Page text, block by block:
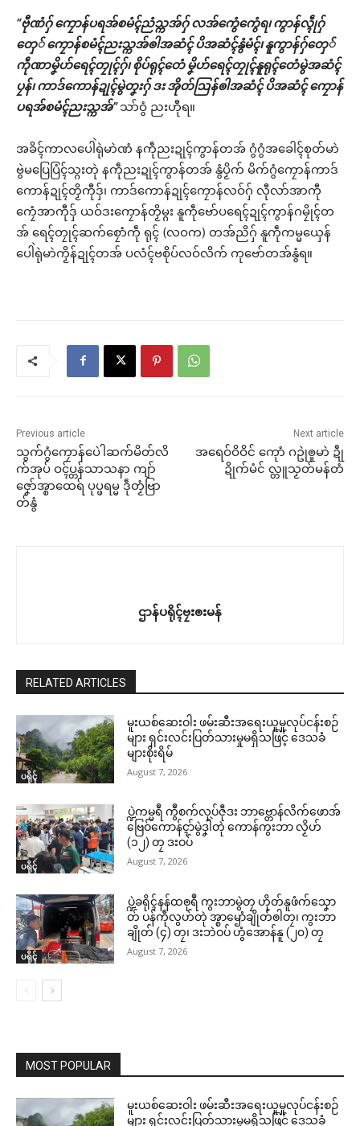
“ဗီုဏံဂှ် ကၠောန်ပရအ်စမံၚ်ညံသ္ကအ်ဂှ် လအ်ကွေံကွေံရ၊ ကွာန်လ္ၚဵုဂှ်
တှေ် ကၠောန်စမံၚ်ညးသ္ကအ်ၜါအဆံၚ် ပိအဆံၚ်နွံမံၚ်၊ နူကွာန်ဂှ်တှေ်
ကဵုဏာမၞိဟ်ရေၚ်တၠုၚ်ဂှ်၊ စိုပ်ရုၚ်တေံ မၞိဟ်ရေၚ်တၠုၚ်နူရုၚ်တေံမွဲအဆံၚ်
ပၠန်၊ ကာဒ်ကောန်ဍုၚ်မွဲတၞးဂှ် ဒး အိုတ်ဩန်ၜါအဆံၚ် ပိအဆံၚ် ကၠောန်
ပရအ်စမံၚ်ညးသ္ကအ်”သာ်ဝွံ ညးဟီုရ။
အခိၚ်ကာလပေါဲရုဲမာဲဏံ နကဵုညးဍုၚ်ကွာန်တအ် ဂွံဂွံအခေါၚ်စုတ်မာဲ
ဗွဲမပြေပြံၚ်သ္ဂးတုဲ နကဵုညးဍုၚ်ကွာန်တအ် နွံပၟိက် မိက်ဂွံကၠောန်ကာဒ်
ကောန်ဍုၚ်တၟိကီုဒှ်၊ ကာဒ်ကောန်ဍုၚ်ကၠောန်လဝ်ဂှ် လီုလာ်အာကီု
ကၠေံအာကီုဒှ် ယဝ်ဒးကၠောန်တၟိမ္ဂး နူကဵုဗော်ပရေၚ်ဍုၚ်ကွာန်ဂမၠိုၚ်တ
အ် ရေၚ်တၠုၚ်ဆက်စၠောံကဵု ရုၚ် (လဝက) တအ်ညိဂှ် နူကဵုကမ္မယှေန်
ပေါဲရုဲမာဲကၟိန်ဍုၚ်တအ် ပလံၚ်ဗစိုပ်လဝ်လိက် ကုဗော်တအ်နွံရ။
Previous article
သွက်ဂွံကၠောန်ပေဲါဆက်မိတ်လိ
က်အုပ် ဝၚ်ပ္တန်သာသနာ ကျာ်
ဇၞော်အ္စာထေရ် ပုပ္ဖရမ္မ ဒဵုတၟံဗြာ
တ်နွံ
Next article
အရေဝ်ဝိဝိင် ကေုာံ ဂဥုဲၜူမာဲ ဍဵု
ဍိုက်မံင် လ္တူသၟတ်မန်တံ
ဌာန်ပရိုၚ်ဗၠးၜးမန်
RELATED ARTICLES
ပရိုၚ်
မူးယစ်ဆေးဝါး ဖမ်းဆီးအရေးယူမှုလုပ်ငန်းစဉ်
များ ရှင်းလင်းပြတ်သားမှုမရှိသဖြင့် ဒေသခံ
များစိုးရိမ်
August 7, 2026
ပရိုၚ်
ပ္ဍဲကမ္မရဳ ကွဳစက်လုပ်ဇီုဒး ဘာဗ္တောန်လိက်ဖောအ်
ဗြေဝ်ကောန်ၚာ်မွဲဒၞါဲတုဲ ကောန်ကွးဘာ လၟိဟ်
(၁၂) တၠ ဒးဝပ်
August 7, 2026
ပရိုၚ်
ပ္ဍဲခရိုၚ်နန်ထၜုရဳ ကွးဘာမွဲတၠ ဟိုတ်နူဖံက်သၞော
တ် ပန်ကဵုလွဟ်တုဲ အ္စာၝောံချိုတ်ၜါတၠ၊ ကွးဘာ
ချိုတ် (၄) တၠ၊ ဒးဘဲဝပ် ဟွံအောန်နူ (၂၀) တၠ
August 7, 2026
MOST POPULAR
မူးယစ်ဆေးဝါး ဖမ်းဆီးအရေးယူမှုလုပ်ငန်းစဉ်
များ ရှင်းလင်းပြတ်သားမှုမရှိသဖြင့် ဒေသခံ